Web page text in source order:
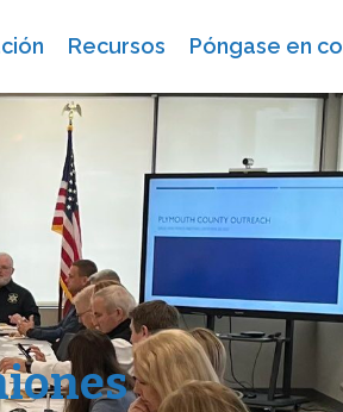
Recursos Póngase en